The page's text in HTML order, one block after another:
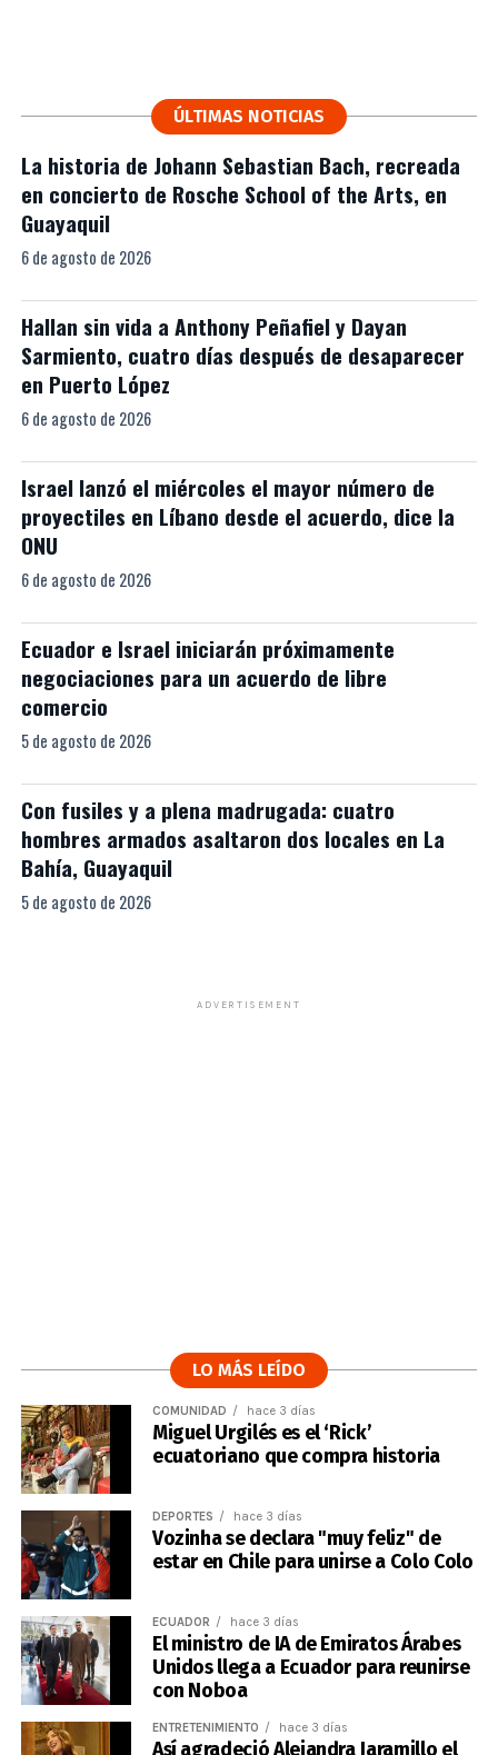
ÚLTIMAS NOTICIAS
La historia de Johann Sebastian Bach, recreada
en concierto de Rosche School of the Arts, en
Guayaquil
6 de agosto de 2026
Hallan sin vida a Anthony Peñafiel y Dayan
Sarmiento, cuatro días después de desaparecer
en Puerto López
6 de agosto de 2026
Israel lanzó el miércoles el mayor número de
proyectiles en Líbano desde el acuerdo, dice la
ONU
6 de agosto de 2026
Ecuador e Israel iniciarán próximamente
negociaciones para un acuerdo de libre
comercio
5 de agosto de 2026
Con fusiles y a plena madrugada: cuatro
hombres armados asaltaron dos locales en La
Bahía, Guayaquil
5 de agosto de 2026
ADVERTISEMENT
LO MÁS LEÍDO
COMUNIDAD hace 3 días
Miguel Urgilés es el ‘Rick’
ecuatoriano que compra historia
DEPORTES hace 3 días
Vozinha se declara "muy feliz" de
estar en Chile para unirse a Colo Colo
ECUADOR hace 3 días
El ministro de IA de Emiratos Árabes
Unidos llega a Ecuador para reunirse
con Noboa
ENTRETENIMIENTO hace 3 días
Así agradeció Alejandra Jaramillo el